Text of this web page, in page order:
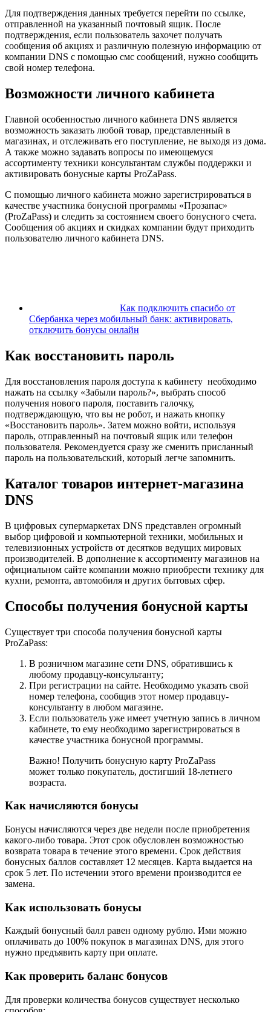
Для подтверждения данных требуется перейти по ссылке,
отправленной на указанный почтовый ящик. После
подтверждения, если пользователь захочет получать
сообщения об акциях и различную полезную информацию от
компании DNS с помощью смс сообщений, нужно сообщить
свой номер телефона.
Возможности личного кабинета
Главной особенностью личного кабинета DNS является
возможность заказать любой товар, представленный в
магазинах, и отслеживать его поступление, не выходя из дома.
А также можно задавать вопросы по имеющемуся
ассортименту техники консультантам службы поддержки и
активировать бонусные карты ProZaPass.
С помощью личного кабинета можно зарегистрироваться в
качестве участника бонусной программы «Прозапас»
(ProZaPass) и следить за состоянием своего бонусного счета.
Сообщения об акциях и скидках компании будут приходить
пользователю личного кабинета DNS.
Как подключить спасибо от
Сбербанка через мобильный банк: активировать,
отключить бонусы онлайн
Как восстановить пароль
Для восстановления пароля доступа к кабинету необходимо
нажать на ссылку «Забыли пароль?», выбрать способ
получения нового пароля, поставить галочку,
подтверждающую, что вы не робот, и нажать кнопку
«Восстановить пароль». Затем можно войти, используя
пароль, отправленный на почтовый ящик или телефон
пользователя. Рекомендуется сразу же сменить присланный
пароль на пользовательский, который легче запомнить.
Каталог товаров интернет-магазина
DNS
В цифровых супермаркетах DNS представлен огромный
выбор цифровой и компьютерной техники, мобильных и
телевизионных устройств от десятков ведущих мировых
производителей. В дополнение к ассортименту магазинов на
официальном сайте компании можно приобрести технику для
кухни, ремонта, автомобиля и других бытовых сфер.
Способы получения бонусной карты
Существует три способа получения бонусной карты
ProZaPass:
В розничном магазине сети DNS, обратившись к
любому продавцу-консультанту;
При регистрации на сайте. Необходимо указать свой
номер телефона, сообщив этот номер продавцу-
консультанту в любом магазине.
Если пользователь уже имеет учетную запись в личном
кабинете, то ему необходимо зарегистрироваться в
качестве участника бонусной программы.
Важно! Получить бонусную карту ProZaPass
может только покупатель, достигший 18-летнего
возраста.
Как начисляются бонусы
Бонусы начисляются через две недели после приобретения
какого-либо товара. Этот срок обусловлен возможностью
возврата товара в течение этого времени. Срок действия
бонусных баллов составляет 12 месяцев. Карта выдается на
срок 5 лет. По истечении этого времени производится ее
замена.
Как использовать бонусы
Каждый бонусный балл равен одному рублю. Ими можно
оплачивать до 100% покупок в магазинах DNS, для этого
нужно предъявить карту при оплате.
Как проверить баланс бонусов
Для проверки количества бонусов существует несколько